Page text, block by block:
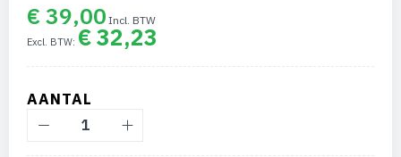
€ 39,00
€ 32,23
AANTAL